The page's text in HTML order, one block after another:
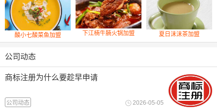
酸小七酸菜鱼加盟 下江楠牛腩火锅加盟 夏日沫沫茶加盟
公司动态
商标注册为什么要趁早申请
2026-05-05
公司动态